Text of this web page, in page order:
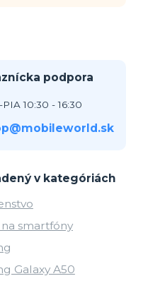
podpora
PIA 10:30 - 16:30
v kategóriách
smartfóny
Galaxy A50